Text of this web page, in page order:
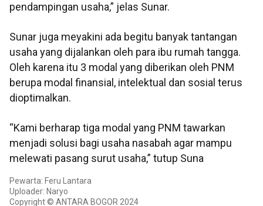
pendampingan usaha,” jelas Sunar.
Sunar juga meyakini ada begitu banyak tantangan
usaha yang dijalankan oleh para ibu rumah tangga.
Oleh karena itu 3 modal yang diberikan oleh PNM
berupa modal finansial, intelektual dan sosial terus
dioptimalkan.
“Kami berharap tiga modal yang PNM tawarkan
menjadi solusi bagi usaha nasabah agar mampu
melewati pasang surut usaha,” tutup Suna
Pewarta: Feru Lantara
Uploader: Naryo
Copyright © ANTARA BOGOR 2024